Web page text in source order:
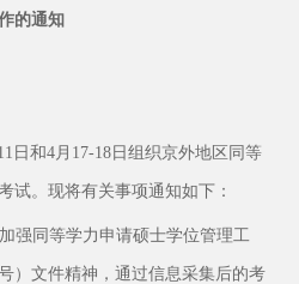
的通知
日和4月17-18日组织京外地区同等
试。现将有关事项通知如下：
强同等学力申请硕士学位管理工
）文件精神，通过信息采集后的考